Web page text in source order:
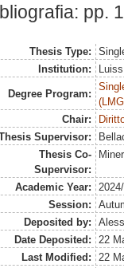
pp.
Thesis Type:
Institution:
Degree Program:
Chair:
Supervisor:
Thesis Co-
Supervisor:
Academic Year:
Session:
Deposited by:
Date Deposited:
22
Last Modified:
22